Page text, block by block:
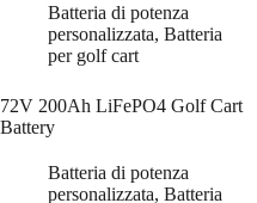
Batteria di potenza
personalizzata, Batteria
per golf cart
72V 200Ah LiFePO4 Golf Cart
Battery
Batteria di potenza
personalizzata, Batteria